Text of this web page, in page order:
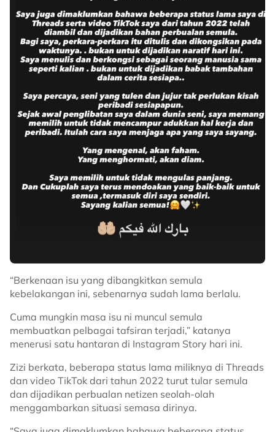
“Berkenaan isu yang dibangkitkan semula
kebelakangan ini, sebenarnya sudah lama berlalu.
Cuma mungkin masa isu ni muncul semula
membuatkan pelbagai tafsiran terjadi,” katanya
menerusi satu hantaran di Instagram Story hari ini.
Zizi berkata, beberapa status lama miliknya di Threads
dan video TikTok dari tahun 2022 turut tular semula
dan dijadikan perbualan netizen seolah-olah
menggambarkan situasi semasa dirinya.